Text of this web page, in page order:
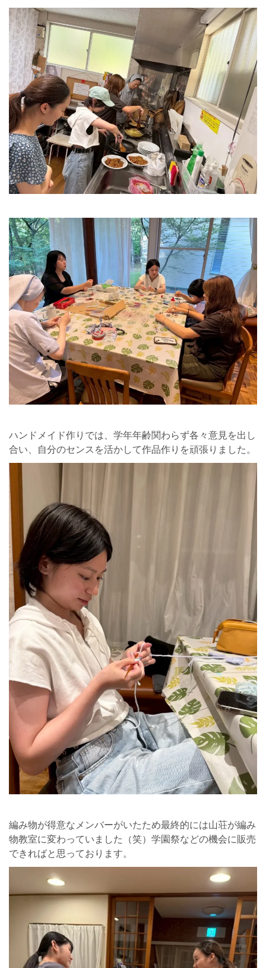
ハンドメイド作りでは、学年年齢関わらず各々意見を出し
合い、自分のセンスを活かして作品作りを頑張りました。
編み物が得意なメンバーがいたため最終的には山荘が編み
物教室に変わっていました（笑）学園祭などの機会に販売
できればと思っております。